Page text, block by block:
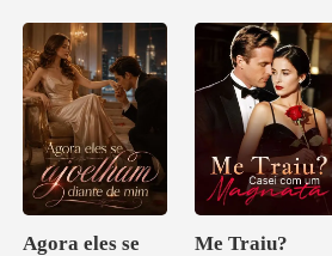
Arrependiment
o
Agora eles se
Me Traiu?